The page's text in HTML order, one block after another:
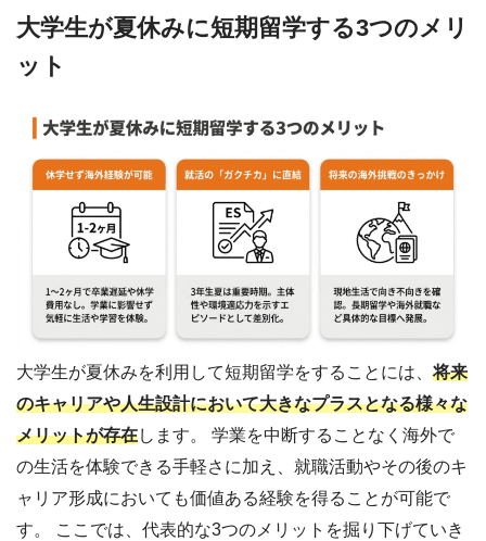
大学生が夏休みに短期留学する3つのメリ
ット
大学生が夏休みを利用して短期留学をすることには、将来
のキャリアや人生設計において大きなプラスとなる様々な
メリットが存在します。 学業を中断することなく海外で
の生活を体験できる手軽さに加え、就職活動やその後のキ
ャリア形成においても価値ある経験を得ることが可能で
す。 ここでは、代表的な3つのメリットを掘り下げていき